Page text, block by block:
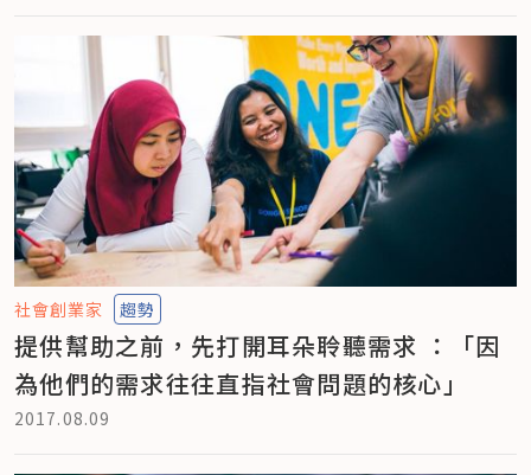
社會創業家 趨勢
提供幫助之前，先打開耳朵聆聽需求 ：「因
為他們的需求往往直指社會問題的核心」
2017.08.09